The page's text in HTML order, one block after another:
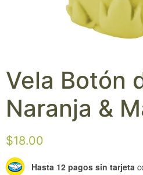
Vela Botón
Naranja &
$18.00
Hasta 12 pagos sin tarjeta